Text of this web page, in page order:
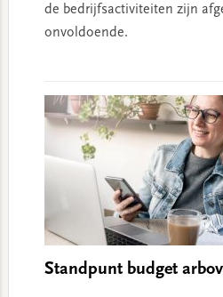
de bedrijfsactiviteiten zijn
onvoldoende.
Standpunt budget